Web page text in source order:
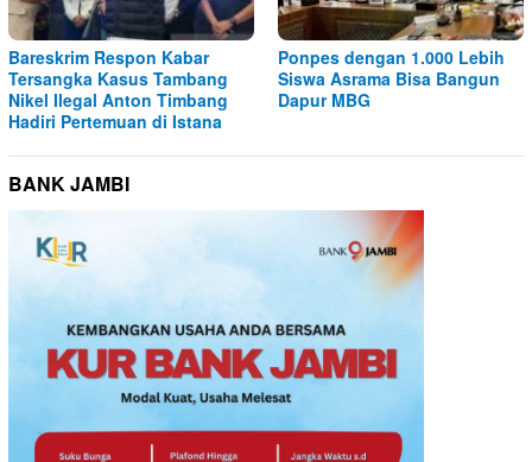
Bareskrim Respon Kabar
Tersangka Kasus Tambang
Nikel Ilegal Anton Timbang
Hadiri Pertemuan di Istana
Ponpes dengan 1.000 Lebih
Siswa Asrama Bisa Bangun
Dapur MBG
BANK JAMBI